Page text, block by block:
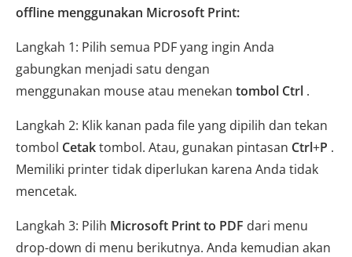
offline menggunakan Microsoft Print:
Langkah 1: Pilih semua PDF yang ingin Anda
gabungkan menjadi satu dengan
menggunakan mouse atau menekan tombol Ctrl .
Langkah 2: Klik kanan pada file yang dipilih dan tekan
tombol Cetaktombol. Atau, gunakan pintasan Ctrl+P .
Memiliki printer tidak diperlukan karena Anda tidak
mencetak.
Langkah 3: Pilih Microsoft Print to PDF dari menu
drop-down di menu berikutnya. Anda kemudian akan